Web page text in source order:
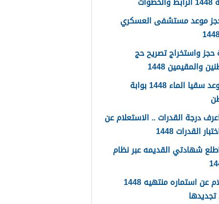
موعد مستشفى العسكري
حجز واستخراج تصريح حج
والمقيمين 1448
حجز موعد سقيا الماء 1448 بوابة
درجة القدرات .. الاستعلام عن
القدرات 1448
شهادتي القديمه عبر نظام
استعلام عن استماره منتهيه 1448